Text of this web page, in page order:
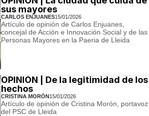
sus mayores
CARLOS ENJUANES15/01/2026
Artículo de opinión de Carlos Enjuanes,
concejal de Acción e Innovación Social y de las
Personas Mayores en la Paeria de Lleida
OPINIÓN | De la legitimidad de los
hechos
CRISTINA MORÓN15/01/2026
Artículo de opinión de Cristina Morón, portavoz
del PSC de Lleida